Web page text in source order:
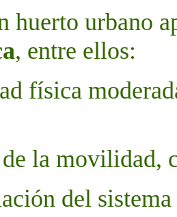
huerto urbano
, entre ellos:
física
la movilidad,
del